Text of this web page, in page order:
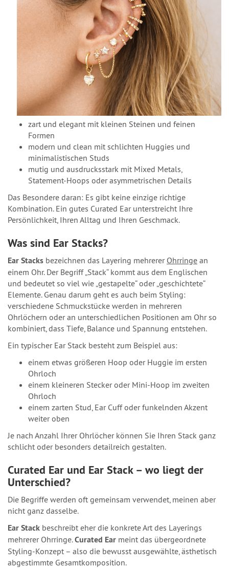
zart und elegant mit kleinen Steinen und feinen
Formen
modern und clean mit schlichten Huggies und
minimalistischen Studs
mutig und ausdrucksstark mit Mixed Metals,
Statement-Hoops oder asymmetrischen Details
Das Besondere daran: Es gibt keine einzige richtige
Kombination. Ein gutes Curated Ear unterstreicht Ihre
Persönlichkeit, Ihren Alltag und Ihren Geschmack.
Was sind Ear Stacks?
Ear Stacks bezeichnen das Layering mehrerer Ohrringe an
einem Ohr. Der Begriff „Stack“ kommt aus dem Englischen
und bedeutet so viel wie „gestapelte“ oder „geschichtete“
Elemente. Genau darum geht es auch beim Styling:
verschiedene Schmuckstücke werden in mehreren
Ohrlöchern oder an unterschiedlichen Positionen am Ohr so
kombiniert, dass Tiefe, Balance und Spannung entstehen.
Ein typischer Ear Stack besteht zum Beispiel aus:
einem etwas größeren Hoop oder Huggie im ersten
Ohrloch
einem kleineren Stecker oder Mini-Hoop im zweiten
Ohrloch
einem zarten Stud, Ear Cuff oder funkelnden Akzent
weiter oben
Je nach Anzahl Ihrer Ohrlöcher können Sie Ihren Stack ganz
schlicht oder besonders detailreich gestalten.
Curated Ear und Ear Stack – wo liegt der
Unterschied?
Die Begriffe werden oft gemeinsam verwendet, meinen aber
nicht ganz dasselbe.
Ear Stack beschreibt eher die konkrete Art des Layerings
mehrerer Ohrringe.Curated Ear meint das übergeordnete
Styling-Konzept – also die bewusst ausgewählte, ästhetisch
abgestimmte Gesamtkomposition.